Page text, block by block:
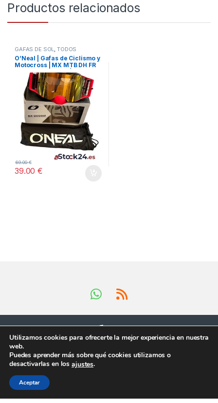
Productos relacionados
GAFAS DE SOL,TODOS
O’Neal | Gafas de Ciclismo y
Motocross | MX MTB DH FR
Downhill Freeride | Correa
ajustable, confort óptimo,
ventilación perfecta | Gafa
B-30 | Unisex | Espejada |
Talla única
39.00€
69.00€
Tienes preguntas ?
¡Llámanos en horario
Utilizamos cookies para ofrecerte la mejor experiencia en nuestra
web.
Puedes aprender más sobre qué cookies utilizamos o
desactivarlas en losajustes.
Aceptar